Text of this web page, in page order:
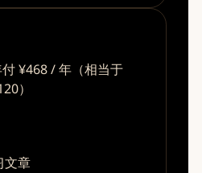
¥468 / 年（相当于
）
文章